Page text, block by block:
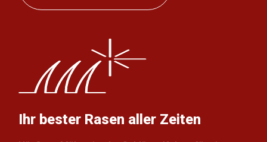
Ihr bester Rasen aller Zeiten